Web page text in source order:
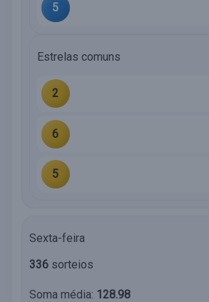
5
Estrelas comuns
2
6
5
Sexta-feira
336 sorteios
Soma média: 128.98